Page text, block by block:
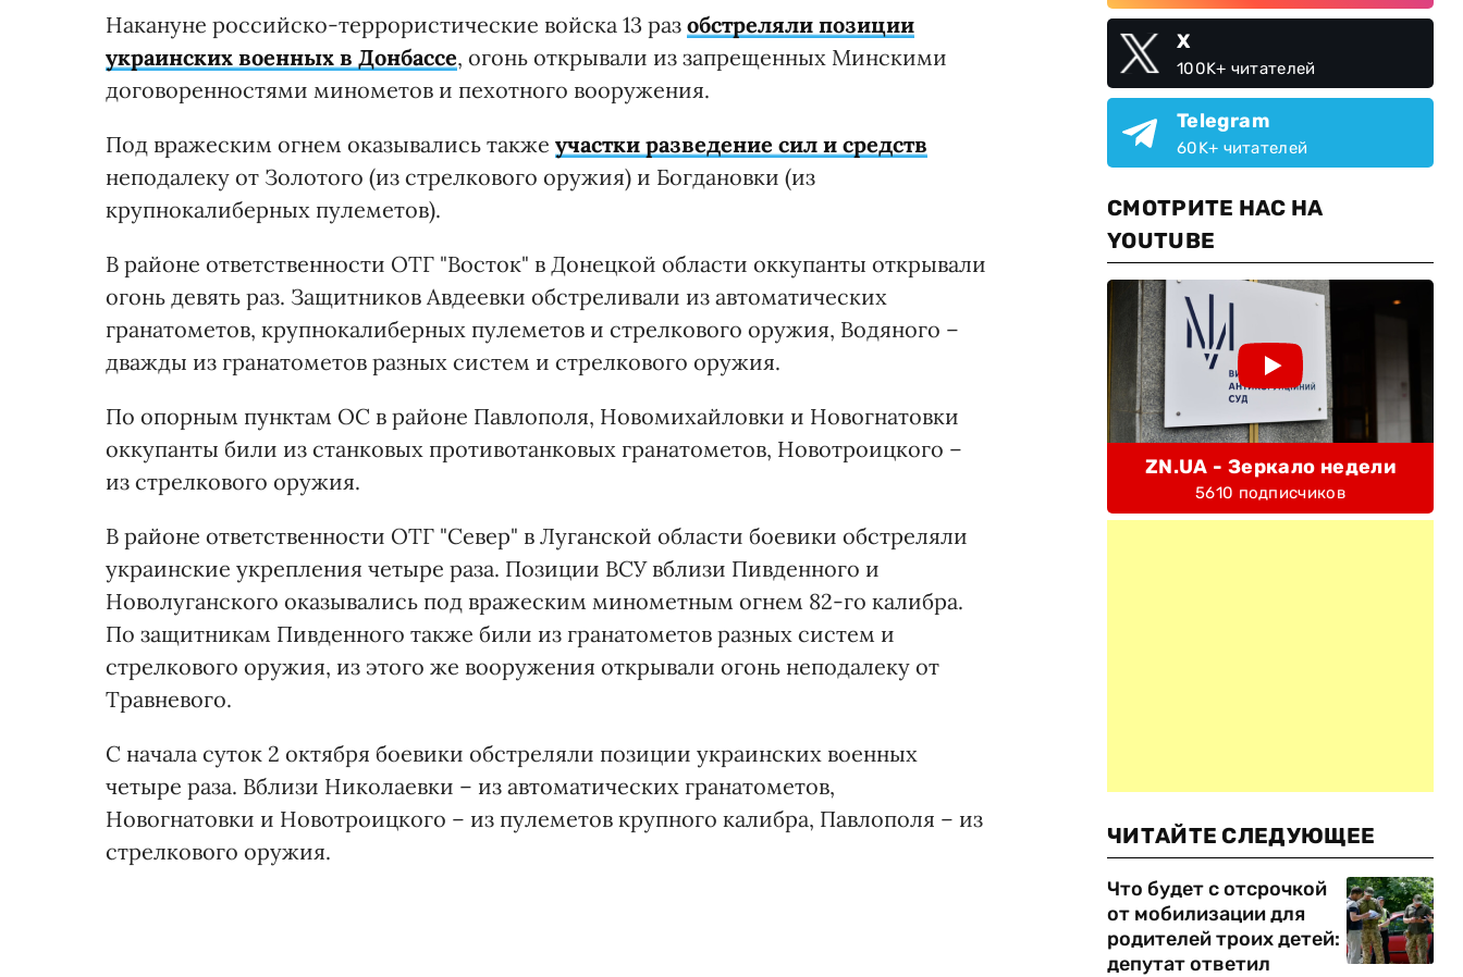
Накануне российско-террористические войска 13 раз обстреляли позиции
украинских военных в Донбассе, огонь открывали из запрещенных Минскими
договоренностями минометов и пехотного вооружения.
Под вражеским огнем оказывались также участки разведение сил и средств
неподалеку от Золотого (из стрелкового оружия) и Богдановки (из
крупнокалиберных пулеметов).
В районе ответственности ОТГ "Восток" в Донецкой области оккупанты открывали
огонь девять раз. Защитников Авдеевки обстреливали из автоматических
гранатометов, крупнокалиберных пулеметов и стрелкового оружия, Водяного –
дважды из гранатометов разных систем и стрелкового оружия.
По опорным пунктам ОС в районе Павлополя, Новомихайловки и Новогнатовки
оккупанты били из станковых противотанковых гранатометов, Новотроицкого –
из стрелкового оружия.
В районе ответственности ОТГ "Север" в Луганской области боевики обстреляли
украинские укрепления четыре раза. Позиции ВСУ вблизи Пивденного и
Новолуганского оказывались под вражеским минометным огнем 82-го калибра.
По защитникам Пивденного также били из гранатометов разных систем и
стрелкового оружия, из этого же вооружения открывали огонь неподалеку от
Травневого.
С начала суток 2 октября боевики обстреляли позиции украинских военных
четыре раза. Вблизи Николаевки – из автоматических гранатометов,
Новогнатовки и Новотроицкого – из пулеметов крупного калибра, Павлополя – из
стрелкового оружия.
X
100K+ читателей
Telegram
60K+ читателей
СМОТРИТЕ НАС НА
YOUTUBE
ZN.UA - Зеркало недели
5610 подписчиков
ЧИТАЙТЕ СЛЕДУЮЩЕЕ
Что будет с отсрочкой
от мобилизации для
родителей троих детей:
депутат ответил